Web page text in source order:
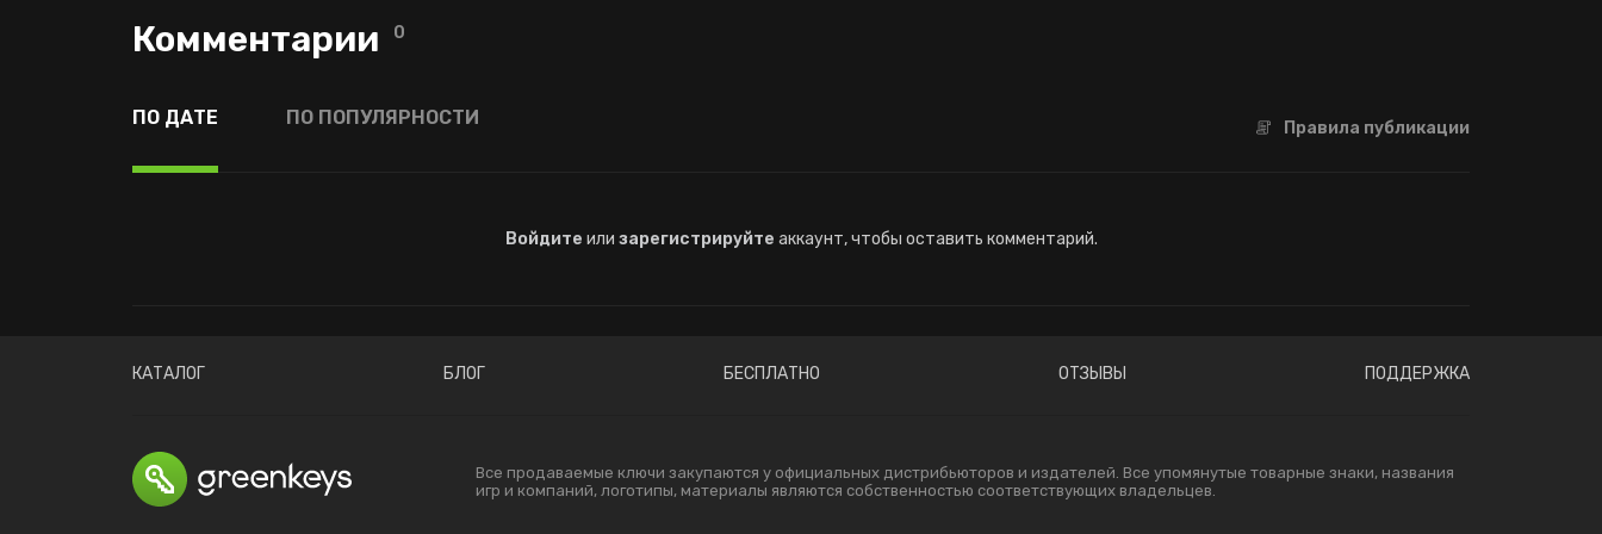
Комментарии 0
ПО ДАТЕ ПО ПОПУЛЯРНОСТИ Правила публикации
Войдите или зарегистрируйте аккаунт, чтобы оставить комментарий.
КАТАЛОГ БЛОГ БЕСПЛАТНО ОТЗЫВЫ ПОДДЕРЖКА
Все продаваемые ключи закупаются у официальных дистрибьюторов и издателей. Все упомянутые товарные знаки, названия
игр и компаний, логотипы, материалы являются собственностью соответствующих владельцев.